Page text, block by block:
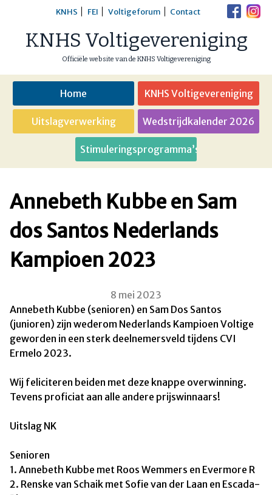
content
KNHS FEI Voltigeforum Contact
KNHS Voltigevereniging
Officiële website van de KNHS Voltigevereniging
Home KNHS Voltigevereniging
Uitslagverwerking Wedstrijdkalender 2026
Stimuleringsprogramma’s
Annebeth Kubbe en Sam
dos Santos Nederlands
Kampioen 2023
8 mei 2023
Annebeth Kubbe (senioren) en Sam Dos Santos
(junioren) zijn wederom Nederlands Kampioen Voltige
geworden in een sterk deelnemersveld tijdens CVI
Ermelo 2023.
Wij feliciteren beiden met deze knappe overwinning.
Tevens proficiat aan alle andere prijswinnaars!
Uitslag NK
Senioren
1. Annebeth Kubbe met Roos Wemmers en Evermore R
2. Renske van Schaik met Sofie van der Laan en Escada-